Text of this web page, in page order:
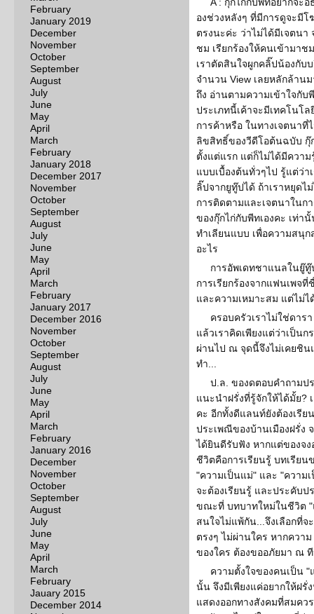
February
January 2019
December
November
October
September
August
July
June
May
April
March
February
January 2018
December 2017
November
October
September
August
July
June
May
April
March
February
January 2017
December 2016
November
October
September
August
July
June
May
April
March
February
January 2016
December
November
October
September
August
July
June
May
April
March
February
Jauary 2015
December 2014
องช่วงหลังๆ ที่มีการดูจะมี
ตรงนะค่ะ ว่าไม่ได้มีเจตน
ชม เรียกร้องให้คนเข้ามาช
เราตัดสินใจผูกคลิ๊ปน้องกั
จำนวน View เลยหลักล้าน
ถึง อ่านตามความเข้าใจกับ
ประเภทนี้เค้าจะมีเทคโนโ
การค้าหรือ ในทางเจตนาที่
ลิขสิทธิ์ของวีดีโอต้นฉบับ กุ๊
ตั้งแต่แรก แต่ก็ไม่ได้มีความ
แบบเบื้องต้นทั่วๆไป รู้แต่ว่
ลิ๊ปจากยูทู๊ปได้ ถ้าเราหยุดไ
การติดตามและเจตนาในก
ของกุ๊กไก่กับพีทเองคะ เท่
ทำเลียนแบบ เพื่อความสนุ
อะไร
การอัพเดทชาแนลในยู๊ทู๊
การเรียกร้องจากแฟนเพจ
และความเหมาะสม แต่ไม่
ครอบครัวเราไม่ใช่ดาร
แล้วเราคิดเพียงแต่ว่าเป็น
ผ่านไป ณ จุดนี้จึงไม่เคยชิน
ทำ...
ป.ล. ของดตอบคำถามป
แนะนำฝรั่งที่รู้จักให้ได้มั้ย?
คะ อีกทั้งดีแลนท์ยังต้องเรี
ประเพณีของบ้านเมืองฝรั่ง
ได้ยินดีรับฟัง หากแต่ของจ
ชีวิตคือการเรียนรู้ บทเรีย
"ความเป็นแม่" และ "ความ
จะต้องเรียนรู้ และประคับป
ขณะที่ บทบาทใหม่ในชีวิต "
สนใจไม่แพ้กัน...จึงเลือกที่
ตรงๆ ไม่ผ่านใคร หากควา
ของใคร ต้องขออภัยมา ณ
ความตั้งใจของคนเป็น
นั้น จึงมีเพียงแค่อยากให้ฝรั่
แสดงออกทางสังคมที่สมคว